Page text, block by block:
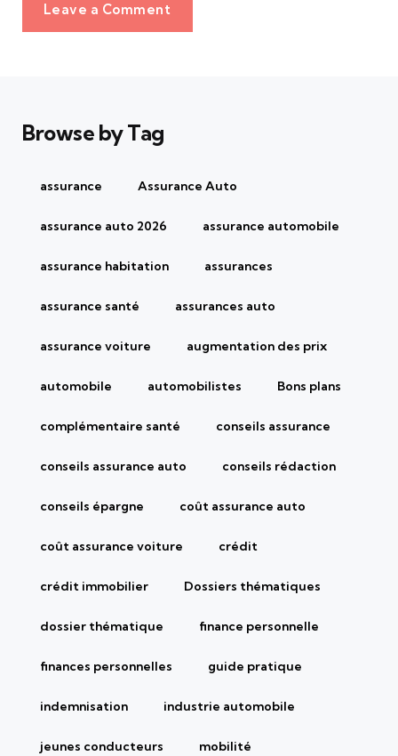
Leave a Comment
Browse by Tag
assurance Assurance Auto
assurance auto 2026 assurance automobile
assurance habitation assurances
assurance santé assurances auto
assurance voiture augmentation des prix
automobile automobilistes Bons plans
complémentaire santé conseils assurance
conseils assurance auto conseils rédaction
conseils épargne coût assurance auto
coût assurance voiture crédit
crédit immobilier Dossiers thématiques
dossier thématique finance personnelle
finances personnelles guide pratique
indemnisation industrie automobile
jeunes conducteurs mobilité